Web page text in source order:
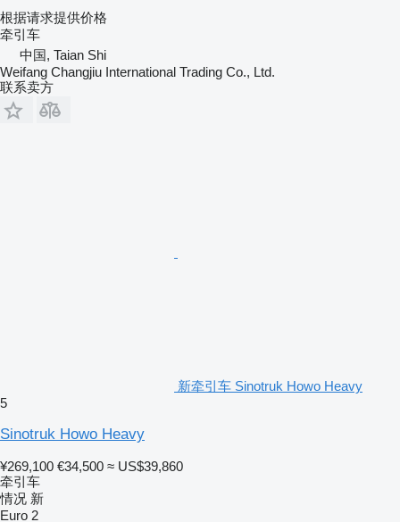
根据请求提供价格
牵引车
中国, Taian Shi
Weifang Changjiu International Trading Co., Ltd.
联系卖方
新牵引车 Sinotruk Howo Heavy
5
Sinotruk Howo Heavy
¥269,100 €34,500 ≈ US$39,860
牵引车
情况 新
Euro 2